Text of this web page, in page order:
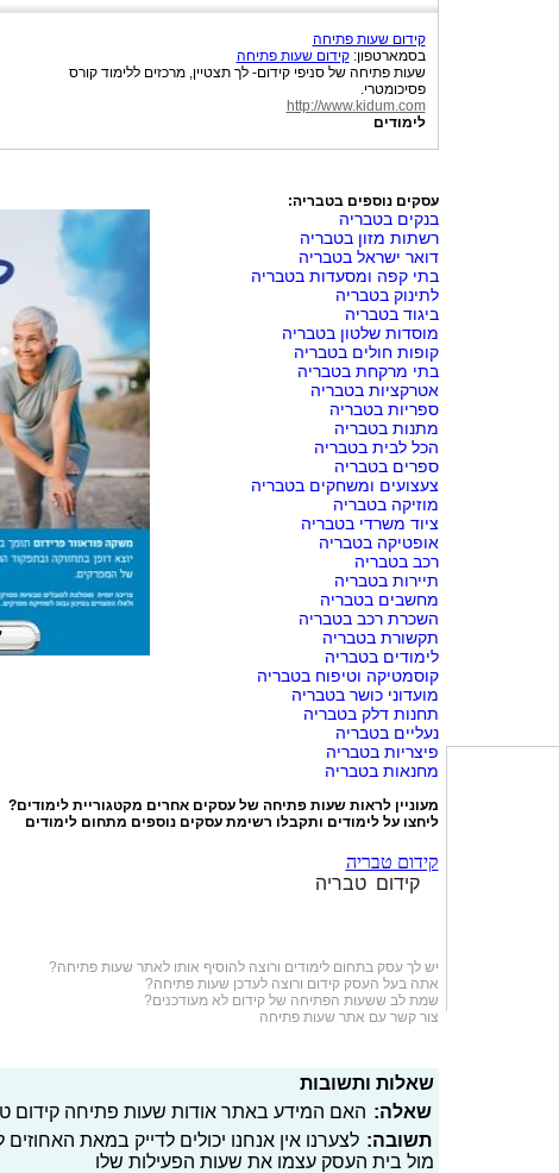
קידום שעות פתיחה
בסמארטפון:קידום שעות פתיחה
שעות פתיחה של סניפי קידום- לך תצטיין, מרכזים ללימוד קורס
פסיכומטרי.
http://www.kidum.com
לימודים
עסקים נוספים בטבריה:
בנקים בטבריה
רשתות מזון בטבריה
דואר ישראל בטבריה
בתי קפה ומסעדות בטבריה
לתינוק בטבריה
ביגוד בטבריה
מוסדות שלטון בטבריה
קופות חולים בטבריה
בתי מרקחת בטבריה
אטרקציות בטבריה
ספריות בטבריה
מתנות בטבריה
הכל לבית בטבריה
ספרים בטבריה
צעצועים ומשחקים בטבריה
מוזיקה בטבריה
ציוד משרדי בטבריה
אופטיקה בטבריה
רכב בטבריה
תיירות בטבריה
מחשבים בטבריה
השכרת רכב בטבריה
תקשורת בטבריה
לימודים בטבריה
קוסמטיקה וטיפוח בטבריה
מועדוני כושר בטבריה
תחנות דלק בטבריה
נעליים בטבריה
פיצריות בטבריה
מחנאות בטבריה
מעוניין לראות שעות פתיחה של עסקים אחרים מקטגורייתלימודים?
ליחצו עללימודים ותקבלו רשימת עסקים נוספים מתחום לימודים
קידום טבריה
קידום טבריה
יש לך עסק בתחוםלימודים ורוצה להוסיף אותו לאתר שעות פתיחה?
אתה בעל העסק קידום ורוצה לעדכן שעות פתיחה?
שמת לב ששעות הפתיחה של קידום לא מעודכנים?
צור קשר עם אתר שעות פתיחה
שאלות ותשובות
שאלה: האם המידע באתר אודות שעות פתיחה קידום
תשובה: לצערנו אין אנחנו יכולים לדייק במאת
מול בית העסק עצמו את שעות הפעילות שלו